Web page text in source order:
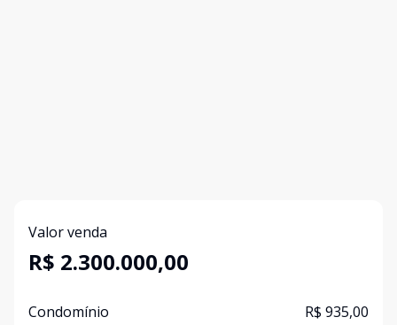
Valor venda
R$ 2.300.000,00
Condomínio R$ 935,00